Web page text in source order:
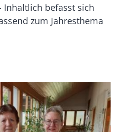
Inhaltlich befasst sich
zum Jahresthema